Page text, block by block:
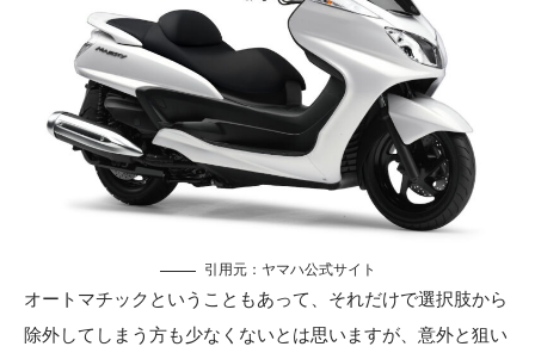
引用元： ヤマハ公式サイト
オートマチックということもあって、それだけで選択肢から
除外してしまう方も少なくないとは思いますが、意外と狙い